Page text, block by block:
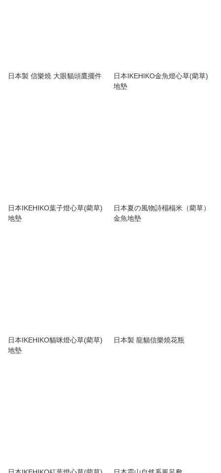
日本製 信樂燒 大眼貓頭鷹擺件
日本IKEHIKO金魚燈心草(藺草)
地墊
日本IKEHIKO葉子燈心草(藺草)
地墊
日本夏の風物詩榻榻米（藺草）
金魚地墊
日本IKEHIKO貓咪燈心草(藺草)
地墊
日本製 龍貓信樂燒花瓶